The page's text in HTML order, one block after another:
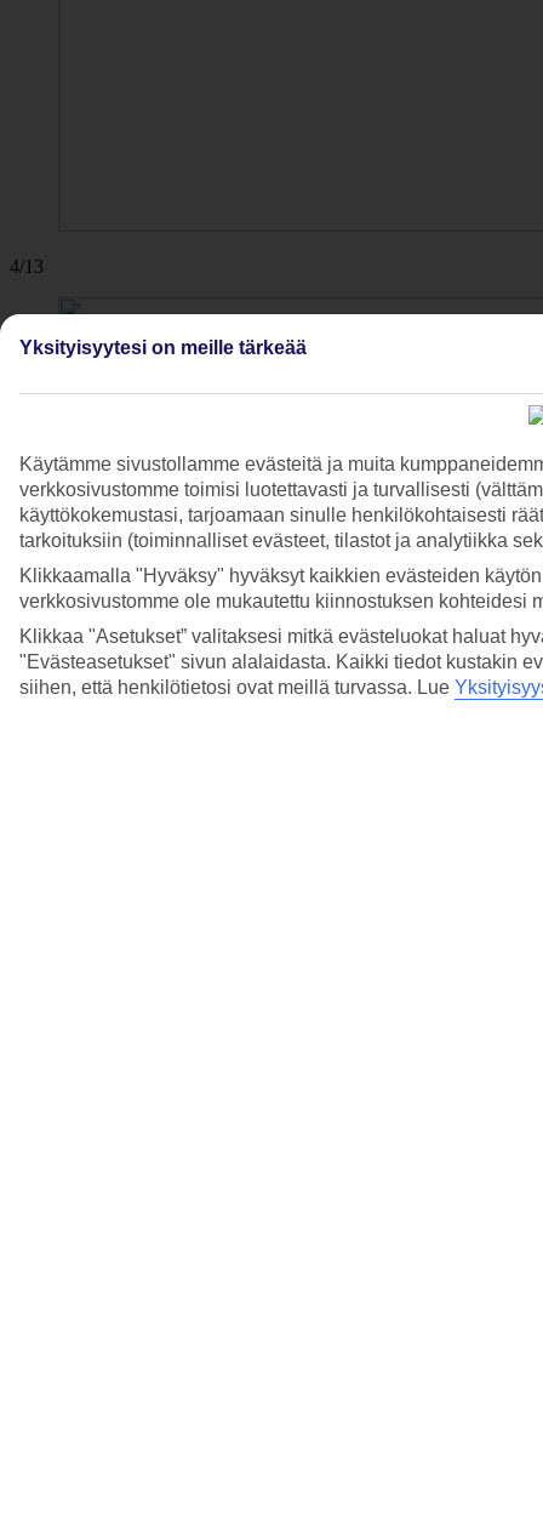
4/13
Yksityisyytesi on meille tärkeää
Käytämme sivustollamme evästeitä ja muita
verkkosivustomme toimisi luotettavasti ja turvallisesti
käyttökokemustasi, tarjoamaan sinulle henkilökohtaisesti
tarkoituksiin (toiminnalliset evästeet, tilastot ja analytiikka
Klikkaamalla "Hyväksy" hyväksyt kaikkien evästeiden
verkkosivustomme ole mukautettu kiinnostuksen kohteidesi
Klikkaa "Asetukset” valitaksesi mitkä evästeluokat haluat
"Evästeasetukset" sivun alalaidasta. Kaikki tiedot kustakin
siihen, että henkilötietosi ovat meillä turvassa. Lue